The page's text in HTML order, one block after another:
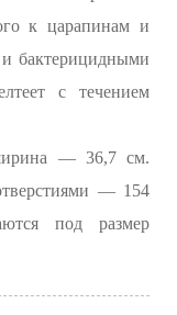
к царапинам и
бактерицидными
с течением
— 36,7 см.
— 154
под размер